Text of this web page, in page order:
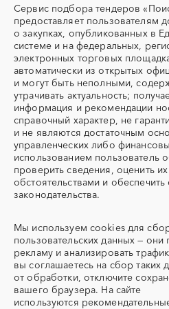
ТЭН
(Теплоэлектронагреватель)
УКПГ
Аварийные работы
Авиационные работы
Автобус
Автогрейдер
Автоматизация
Автомобильные весы
Автотранспорт
Адсорбенты
Акварель
Аккумуляторы
Алмазное бурение
Алюминиевые
конструкции
Московская область
Ненецкий AО
Новгородская область
Омская область
Орловская область
Пермский край
Псковская область
Рязанская область
Санкт-Петербург
Сахалинская область
Севастополь
Тамбовская область
Тверская область
Тульская область
Тюменская область
Ульяновская область
Сервис подбора тендеров
предоставляет пользователям
о закупках, опубликованных в
системе и на федеральных,
электронных торговых
автоматически из открытых
и могут быть неполными,
утрачивать актуальность;
информация и рекомендации
справочный характер, не
и не являются достаточным
управленческих либо
использованием пользователь
проверить сведения, оценить
обстоятельствами и
законодательства.
Мы используем cookies для
пользовательских данных — они
рекламу и анализировать
вы соглашаетесь на сбор таких
от обработки, отключите
вашего браузера. На сайте
используются